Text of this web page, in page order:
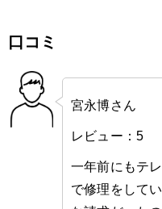
口コミ
宮永博さん
レビュー：5
一年前にもテ
で修理をして